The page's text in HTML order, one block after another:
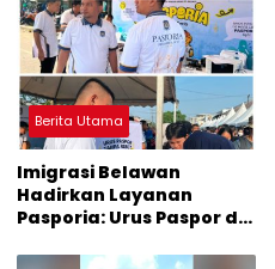
Berita Utama
Imigrasi Belawan
Hadirkan Layanan
Pasporia: Urus Paspor di